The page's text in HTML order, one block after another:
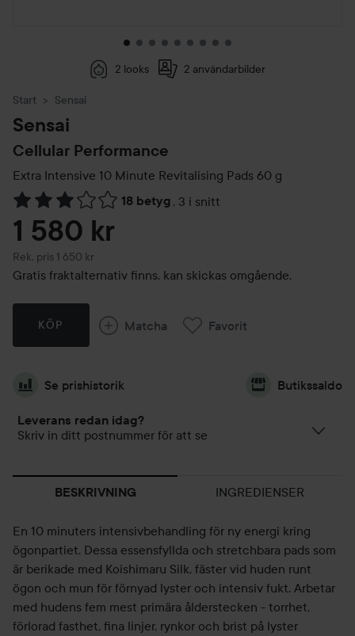
2 looks 2 användarbilder
Start Sensai
Sensai
Cellular Performance
Extra Intensive 10 Minute Revitalising Pads 60 g
18 betyg , 3 i snitt
Hoppa till Betyg & kommentarer
1 580 kr
Rek. pris 1 650 kr
Rekommenderat pris 1 650 kr
Gratis fraktalternativ finns, kan skickas omgående.
KÖP Matcha Favorit
Se prishistorik Butikssaldo
Leverans redan idag?
Skriv in ditt postnummer för att se
BESKRIVNING INGREDIENSER
En 10 minuters intensivbehandling för ny energi kring
ögonpartiet. Dessa essensfyllda och stretchbara pads som
är berikade med Koishimaru Silk, fäster vid huden runt
ögon och mun för förnyad lyster och intensiv fukt. Arbetar
med hudens fem mest primära ålderstecken - torrhet,
förlorad fasthet, fina linjer, rynkor och brist på lyster